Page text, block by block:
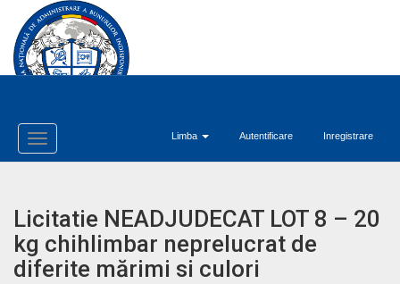
Limba Autentificare Inregistrare
Toggle
Navigation
Licitatie NEADJUDECAT LOT 8 – 20
kg chihlimbar neprelucrat de
diferite mărimi si culori